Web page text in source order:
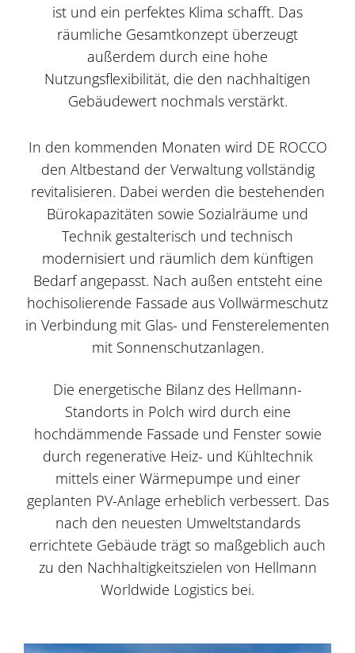
ist und ein perfektes Klima schafft. Das
räumliche Gesamtkonzept überzeugt
außerdem durch eine hohe
Nutzungsflexibilität, die den nachhaltigen
Gebäudewert nochmals verstärkt.
In den kommenden Monaten wird DE ROCCO
den Altbestand der Verwaltung vollständig
revitalisieren. Dabei werden die bestehenden
Bürokapazitäten sowie Sozialräume und
Technik gestalterisch und technisch
modernisiert und räumlich dem künftigen
Bedarf angepasst. Nach außen entsteht eine
hochisolierende Fassade aus Vollwärmeschutz
in Verbindung mit Glas- und Fensterelementen
mit Sonnenschutzanlagen.
Die energetische Bilanz des Hellmann-
Standorts in Polch wird durch eine
hochdämmende Fassade und Fenster sowie
durch regenerative Heiz- und Kühltechnik
mittels einer Wärmepumpe und einer
geplanten PV-Anlage erheblich verbessert. Das
nach den neuesten Umweltstandards
errichtete Gebäude trägt so maßgeblich auch
zu den Nachhaltigkeitszielen von Hellmann
Worldwide Logistics bei.